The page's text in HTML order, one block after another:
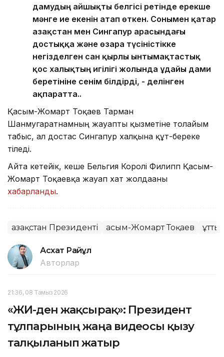
дамудың айшықты белгісі ретінде ерекше
мәнге ие екенін атап өткен. Сонымен қатар
Қазақстан мен Сингапур арасындағы
достыққа және өзара түсіністікке
негізделген сан қырлы ынтымақтастық
қос халықтың игілігі жолында ұдайы дами
беретініне сенім білдірді, - делінген
ақпаратта..
Қасым-Жомарт Тоқаев Тарман
Шанмугаратнамның жауапты қызметіне толайым
табыс, ал достас Сингапур халқына құт-береке
тіледі.
Айта кетейік, кеше Бельгия Королі Филипп Қасым-
Жомарт Тоқаевқа жауап хат жолдағаны
хабарланды.
Қазақстан Президенті Қасым-Жомарт Тоқаев
Асхат Райқұл
Авторлар
21:36, 08 Тамыз 2026
«ЖИ-ден жақсырақ»: Президент
тұлпарының жаңа видеосы қызу
талқыланып жатыр